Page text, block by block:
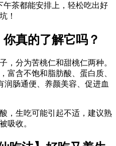
午茶都能安排上，轻松吃出好
！
真的了解它吗？
，分为苦桃仁和甜桃仁两种。
富含不饱和脂肪酸、蛋白质、
润肠通便、养颜美容、促进血
，生吃可能引起不适，建议熟
吸收。